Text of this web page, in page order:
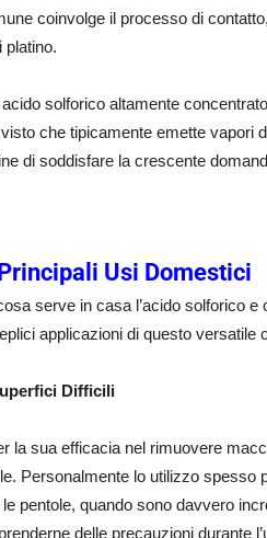
coinvolge il processo di
platino.
solforico altamente
che tipicamente emette
di soddisfare la crescente
Usi Domestici
serve in casa l’acido solforico
applicazioni di questo versatile
Difficili
la sua efficacia nel rimuovere
Personalmente lo utilizzo spesso
pentole, quando sono davvero
delle precauzioni durante